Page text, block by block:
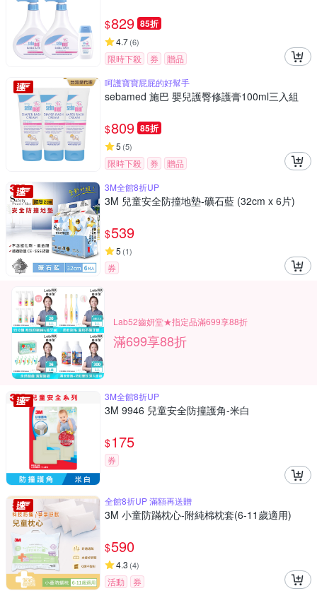
$829 85折
4.7(6)
限時下殺 券
贈品
呵護寶寶屁屁的好幫手
sebamed 施巴 嬰兒護臀修護膏100ml三入組
$809 85折
5 (5)
限時下殺 券
贈品
3M全館8折UP
3M 兒童安全防撞地墊-礦石藍 (32cm x 6片)
$539
5 (1)
券
Lab52齒妍堂★指定品滿699享88折
滿699享88折
3M全館8折UP
3M 9946 兒童安全防撞護角-米白
$175
券
全館8折UP 滿額再送贈
3M 小童防蹣枕心-附純棉枕套(6-11歲適用)
$590
4.3 (4)
活動 券